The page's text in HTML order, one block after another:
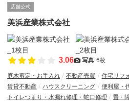
店舗公式
美浜産業株式会社
3.06 写真 6枚
庭木剪定・お手入れ 不動産売買
住宅リフ
賃貸不動産
ハウスクリーニング
便利屋・
トイレつまり・水漏れ修理・蛇口修理
畳・